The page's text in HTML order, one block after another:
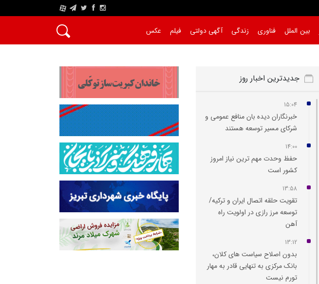
A
بین الملل فناوری زندگی آگهی دولتی فیلم عکس
جدیدترین اخبار روز
15:04
خبرنگاران دیده‌ بان منافع عمومی و
شرکای مسیر توسعه هستند
14:00
حفظ وحدت مهم‌ ترین نیاز امروز
کشور است
13:58
تقویت حلقه اتصال ایران و ترکیه/
توسعه مرز رازی در اولویت راه‌
آهن
13:12
بدون اصلاح سیاست‌ های کلان،
بانک مرکزی به تنهایی قادر به مهار
تورم نیست